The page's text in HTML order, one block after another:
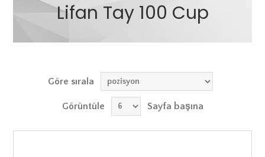
Lifan Tay 100 Cup
Göre sırala
Görüntüle Sayfa başına